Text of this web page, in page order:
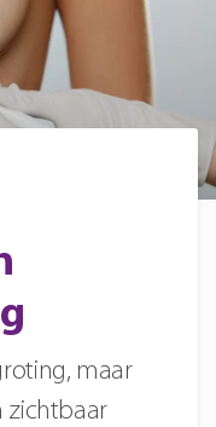
maar
zichtbaar